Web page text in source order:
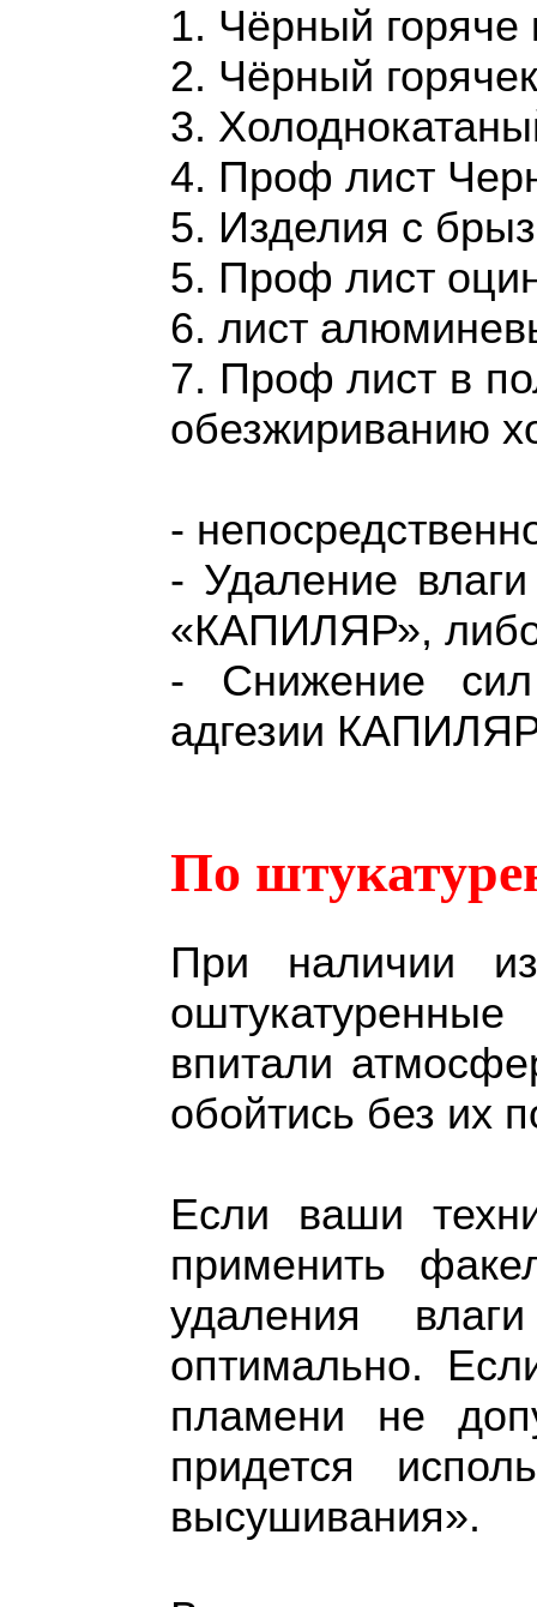
1. Чёрный горяче
2. Чёрный
3.
4. Проф лист
5. Изделия с
5. Проф лист
6. лист
7. Проф лист в
обезжириванию
-
- Удаление
«КАПИЛЯР»,
- Снижение сил
адгезии
По
При наличии
впитали
обойтись без их
Если ваши
применить
удаления
оптимально.
пламени не
придется
высушивания».